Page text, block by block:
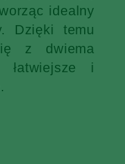
idealny
Dzięki temu
z dwiema
i